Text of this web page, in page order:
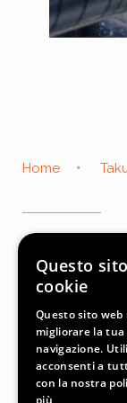
Home
Takumi-italia.it
Torna a trovarci
Questo
cookie
Questo sito
migliorare la
navigazione.
acconsenti a
con la nostra
più